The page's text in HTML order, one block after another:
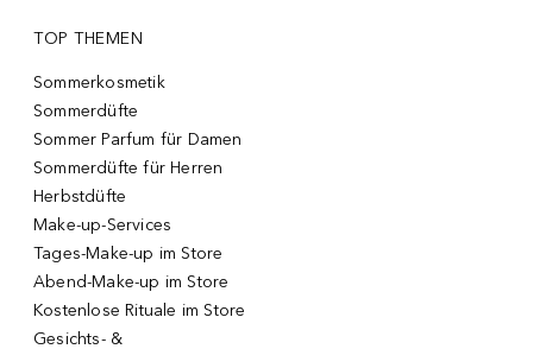
TOP THEMEN
Sommerkosmetik
Sommerdüfte
Sommer Parfum für Damen
Sommerdüfte für Herren
Herbstdüfte
Make-up-Services
Tages-Make-up im Store
Abend-Make-up im Store
Kostenlose Rituale im Store
Gesichts- &